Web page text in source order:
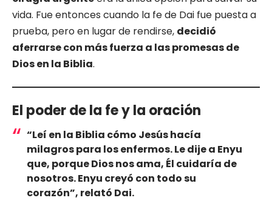
vida. Fue entonces cuando la fe de Dai fue puesta a
prueba, pero en lugar de rendirse, decidió
aferrarse con más fuerza a las promesas de
Dios en la Biblia.
El poder de la fe y la oración
“Leí en la Biblia cómo Jesús hacía
milagros para los enfermos. Le dije a Enyu
que, porque Dios nos ama, Él cuidaría de
nosotros. Enyu creyó con todo su
corazón”, relató Dai.